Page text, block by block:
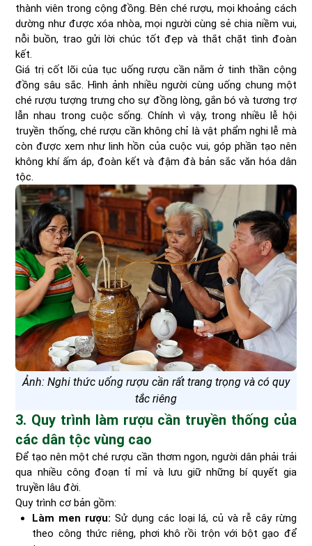
thành viên trong cộng đồng. Bên ché rượu, mọi khoảng cách
dường như được xóa nhòa, mọi người cùng sẻ chia niềm vui,
nỗi buồn, trao gửi lời chúc tốt đẹp và thắt chặt tình đoàn
kết.
Giá trị cốt lõi của tục uống rượu cần nằm ở tinh thần cộng
đồng sâu sắc. Hình ảnh nhiều người cùng uống chung một
ché rượu tượng trưng cho sự đồng lòng, gắn bó và tương trợ
lẫn nhau trong cuộc sống. Chính vì vậy, trong nhiều lễ hội
truyền thống, ché rượu cần không chỉ là vật phẩm nghi lễ mà
còn được xem như linh hồn của cuộc vui, góp phần tạo nên
không khí ấm áp, đoàn kết và đậm đà bản sắc văn hóa dân
tộc.
Ảnh: Nghi thức uống rượu cần rất trang trọng và có quy
tắc riêng
3. Quy trình làm rượu cần truyền thống của
các dân tộc vùng cao
Để tạo nên một ché rượu cần thơm ngon, người dân phải trải
qua nhiều công đoạn tỉ mỉ và lưu giữ những bí quyết gia
truyền lâu đời.
Quy trình cơ bản gồm:
Làm men rượu: Sử dụng các loại lá, củ và rễ cây rừng
theo công thức riêng, phơi khô rồi trộn với bột gạo để